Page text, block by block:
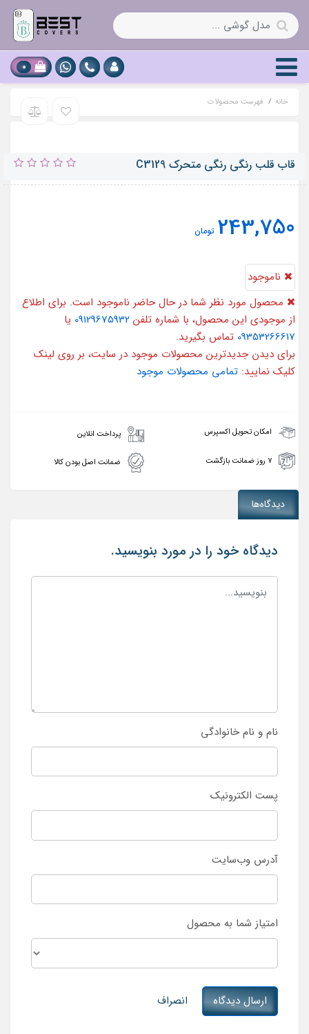
0
خانه فهرست محصولات
قاب قلب رنگی رنگی متحرک C3129
243,750 تومان
ناموجود
محصول مورد نظر شما در حال حاضر ناموجود است. برای اطلاع
از موجودی این محصول، با شماره تلفن 09129675932 یا
09353266617 تماس بگیرید.
برای دیدن جدیدترین محصولات موجود در سایت، بر روی لینک
کلیک نمایید: تمامی محصولات موجود
امکان تحویل اکسپرس پرداخت انلاین
۷ روز ضمانت بازگشت ضمانت اصل بودن کالا
دیدگاه‌ها
دیدگاه خود را در مورد بنویسید.
نام و نام خانوادگی
پست الکترونیک
آدرس وب‌سایت
امتیاز شما به محصول
ارسال دیدگاه انصراف